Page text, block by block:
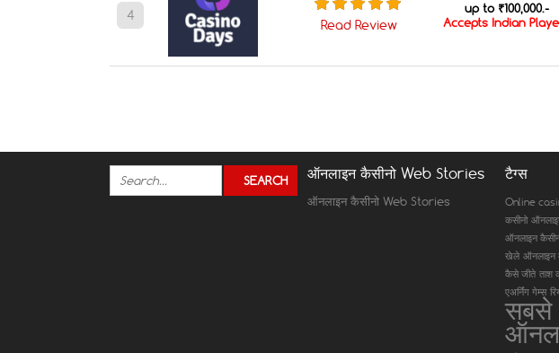
4
Read Review
up to ₹100,000.-
Accepts Indian
ऑनलाइन कैसीनो Web Stories
ऑनलाइन कैसीनो Web Stories
टैग्स
Online
कसीनो
ऑनलाइन
खेले ऑनलाइन
कैसे जीते ताश
एअर्निंग गेम्स
सबसे